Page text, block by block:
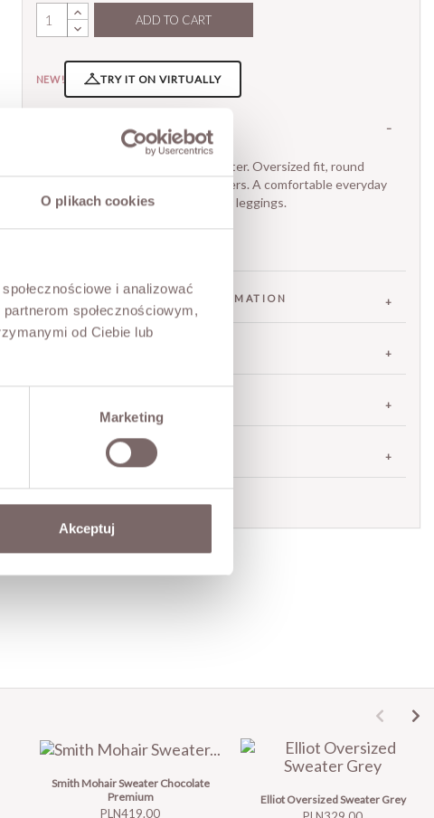
O plikach cookies
i analizować
społecznościowym,
od Ciebie lub
Marketing
Akceptuj
ADD TO CART
NEW! TRY IT ON VIRTUALLY
Elliot, a cashmere-blend sweater. Oversized fit, round
neckline, and dropped shoulders. A comfortable everyday
sweater, perfect with jeans or leggings.
• Made in Poland.
FABRIC / ADDITIONAL INFORMATION
SHIPPING
Smith Mohair Sweater Chocolate
Premium
Price
PLN419.00
Elliot Oversized Sweater Grey